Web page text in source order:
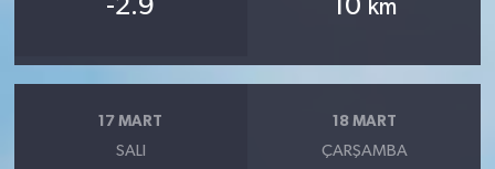
-2.9 10 km
17 MART
SALI
18 MART
ÇARŞAMBA